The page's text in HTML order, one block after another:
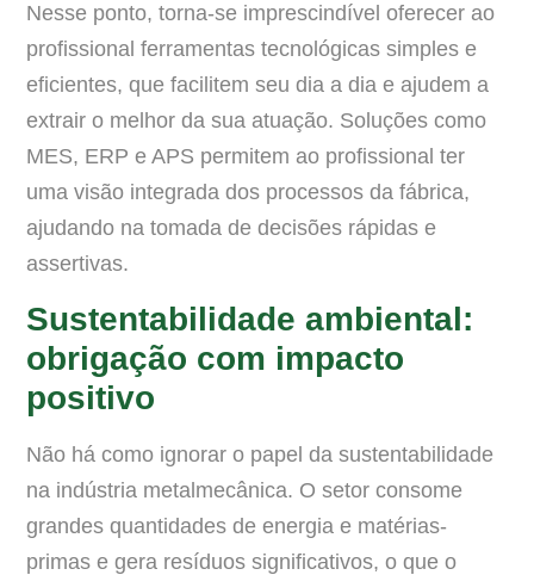
Nesse ponto, torna-se imprescindível oferecer ao
profissional ferramentas tecnológicas simples e
eficientes, que facilitem seu dia a dia e ajudem a
extrair o melhor da sua atuação. Soluções como
MES, ERP e APS permitem ao profissional ter
uma visão integrada dos processos da fábrica,
ajudando na tomada de decisões rápidas e
assertivas.
Sustentabilidade ambiental:
obrigação com impacto
positivo
Não há como ignorar o papel da sustentabilidade
na indústria metalmecânica. O setor consome
grandes quantidades de energia e matérias-
primas e gera resíduos significativos, o que o